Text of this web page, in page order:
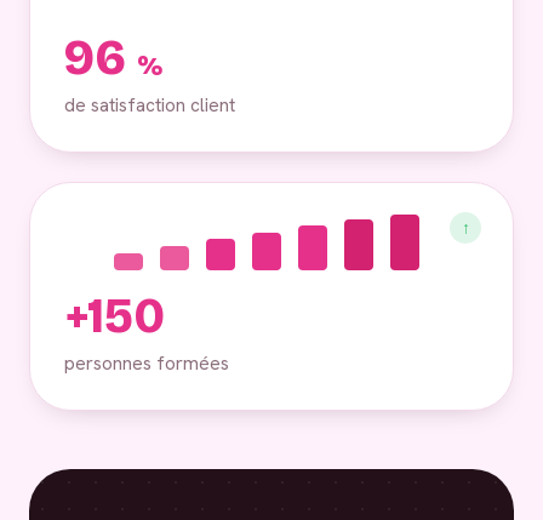
96 %
de satisfaction client
↑
+150
personnes formées